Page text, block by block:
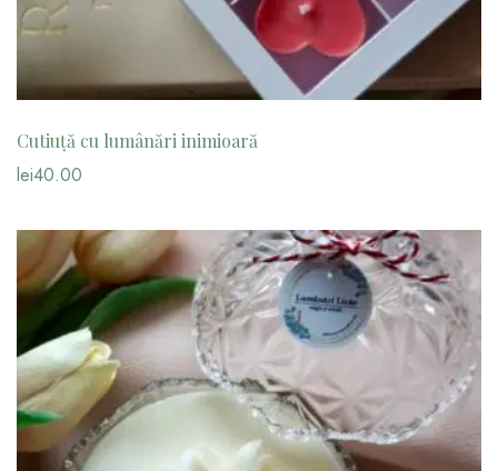
Cutiuță cu lumânări inimioară
lei40.00